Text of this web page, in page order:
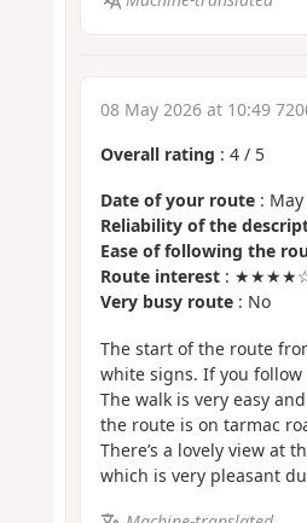
08 May 2026 at 10:49
Overall rating : 4/ 5
Date of your route: May
Reliability of the
Ease of following the
Route interest: ★★★★☆
Very busy route: No
The start of the route
white signs. If you follow
The walk is very easy
the route is on tarmac
There’s a lovely view at
which is very pleasant